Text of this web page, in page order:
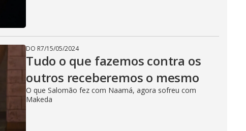
DO R7/15/05/2024
Tudo o que fazemos contra os
outros receberemos o mesmo
O que Salomão fez com Naamá, agora sofreu com
Makeda